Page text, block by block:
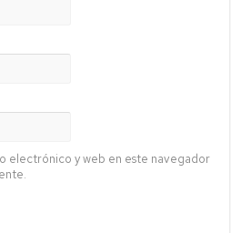
electrónico y web en este navegador